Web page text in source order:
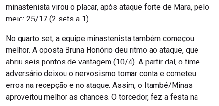
minastenista virou o placar, após ataque forte de Mara, pelo
meio: 25/17 (2 sets a 1).
No quarto set, a equipe minastenista também começou
melhor. A oposta Bruna Honório deu ritmo ao ataque, que
abriu seis pontos de vantagem (10/4). A partir daí, o time
adversário deixou o nervosismo tomar conta e cometeu
erros na recepção e no ataque. Assim, o Itambé/Minas
aproveitou melhor as chances. O torcedor, fez a festa na